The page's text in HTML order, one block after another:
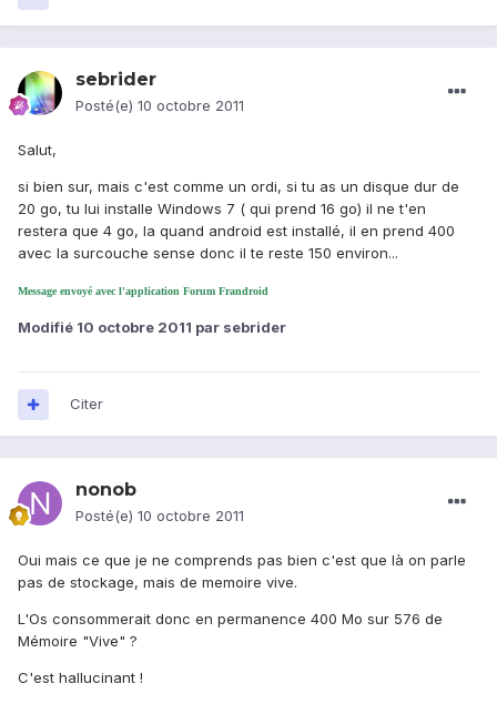
sebrider
Posté(e) 10 octobre 2011
Salut,
si bien sur, mais c'est comme un ordi, si tu as un disque dur de
20 go, tu lui installe Windows 7 ( qui prend 16 go) il ne t'en
restera que 4 go, la quand android est installé, il en prend 400
avec la surcouche sense donc il te reste 150 environ...
Message envoyé avec l'application Forum Frandroid
Modifié 10 octobre 2011 par sebrider
Citer
nonob
Posté(e) 10 octobre 2011
Oui mais ce que je ne comprends pas bien c'est que là on parle
pas de stockage, mais de memoire vive.
L'Os consommerait donc en permanence 400 Mo sur 576 de
Mémoire "Vive" ?
C'est hallucinant !